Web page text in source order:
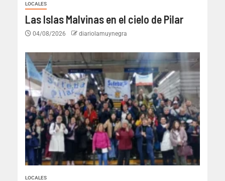
LOCALES
Las Islas Malvinas en el cielo de Pilar
04/08/2026 diariolamuynegra
LOCALES